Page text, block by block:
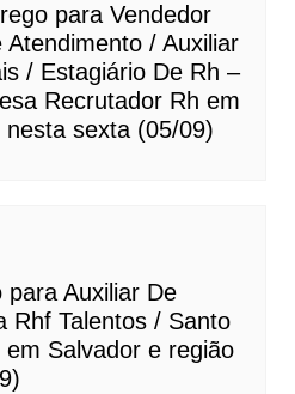
para Vendedor
/ Auxiliar
/ Estagiário De Rh –
Recrutador Rh em
sexta (05/09)
para Auxiliar De
Rhf Talentos / Santo
Salvador e região